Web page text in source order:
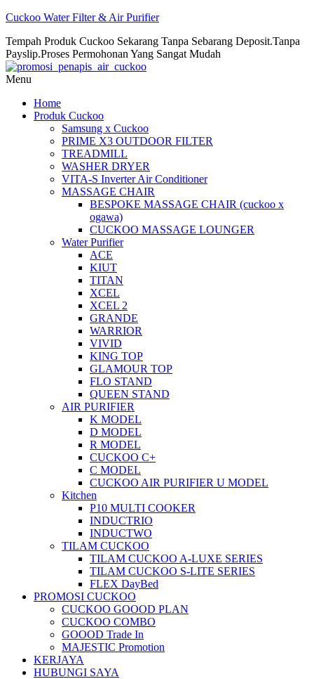
Cuckoo Water Filter & Air Purifier
Tempah Produk Cuckoo Sekarang Tanpa Sebarang Deposit.Tanpa
Payslip.Proses Permohonan Yang Sangat Mudah
Menu
Home
Produk Cuckoo
Samsung x Cuckoo
PRIME X3 OUTDOOR FILTER
TREADMILL
WASHER DRYER
VITA-S Inverter Air Conditioner
MASSAGE CHAIR
BESPOKE MASSAGE CHAIR (cuckoo x
ogawa)
CUCKOO MASSAGE LOUNGER
Water Purifier
ACE
KIUT
TITAN
XCEL
XCEL 2
GRANDE
WARRIOR
VIVID
KING TOP
GLAMOUR TOP
FLO STAND
QUEEN STAND
AIR PURIFIER
K MODEL
D MODEL
R MODEL
CUCKOO C+
C MODEL
CUCKOO AIR PURIFIER U MODEL
Kitchen
P10 MULTI COOKER
INDUCTRIO
INDUCTWO
TILAM CUCKOO
TILAM CUCKOO A-LUXE SERIES
TILAM CUCKOO S-LITE SERIES
FLEX DayBed
PROMOSI CUCKOO
CUCKOO GOOOD PLAN
CUCKOO COMBO
GOOOD Trade In
MAJESTIC Promotion
KERJAYA
HUBUNGI SAYA